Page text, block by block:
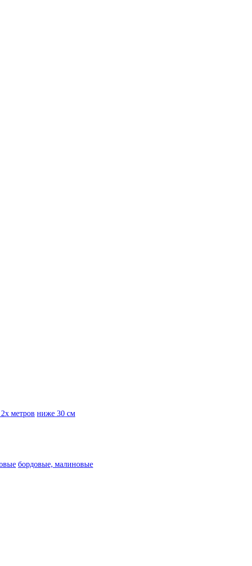
метров ниже 30 см
бордовые, малиновые